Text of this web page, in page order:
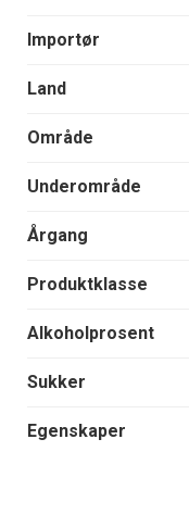
Importør
Land
Område
Underområde
Årgang
Produktklasse
Alkoholprosent
Sukker
Egenskaper